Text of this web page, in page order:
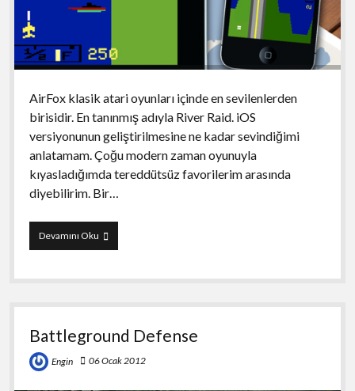
AirFox klasik atari oyunları içinde en sevilenlerden
birisidir. En tanınmış adıyla River Raid. iOS
versiyonunun geliştirilmesine ne kadar sevindiğimi
anlatamam. Çoğu modern zaman oyunuyla
kıyasladığımda tereddütsüz favorilerim arasında
diyebilirim. Bir…
Devamını OkuAirFox
Battleground Defense
Engin 06 Ocak 2012